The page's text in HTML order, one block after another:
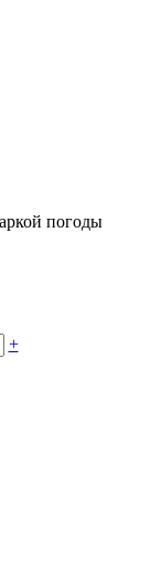
погоды
+